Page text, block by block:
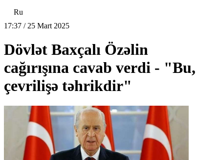
Ru
17:37 / 25 Mart 2025
Dövlət Baxçalı Özəlin
cağırışına cavab verdi - "Bu,
çevrilişə təhrikdir"